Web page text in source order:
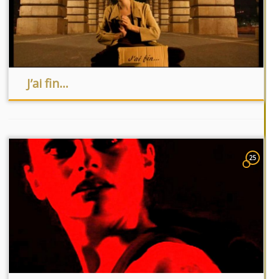
J’ai fin…
25